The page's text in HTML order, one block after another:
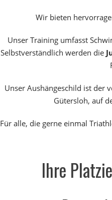
Wir bieten
Unser Training umfasst
Selbstverständlich werden die
Unser Aushängeschild ist der
Gütersloh, auf
Für alle, die gerne einmal
Ihre